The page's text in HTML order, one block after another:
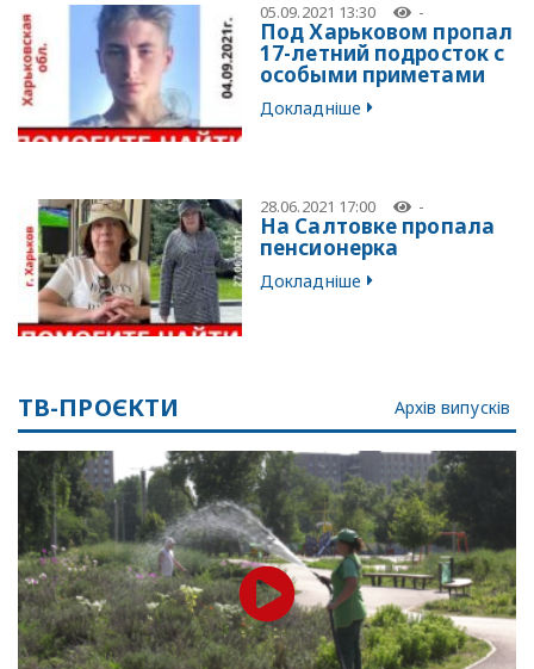
05.09.2021 13:30 -
Под Харьковом пропал
17-летний подросток с
особыми приметами
Докладніше
28.06.2021 17:00 -
На Салтовке пропала
пенсионерка
Докладніше
ТВ-ПРОЄКТИ Архів випусків